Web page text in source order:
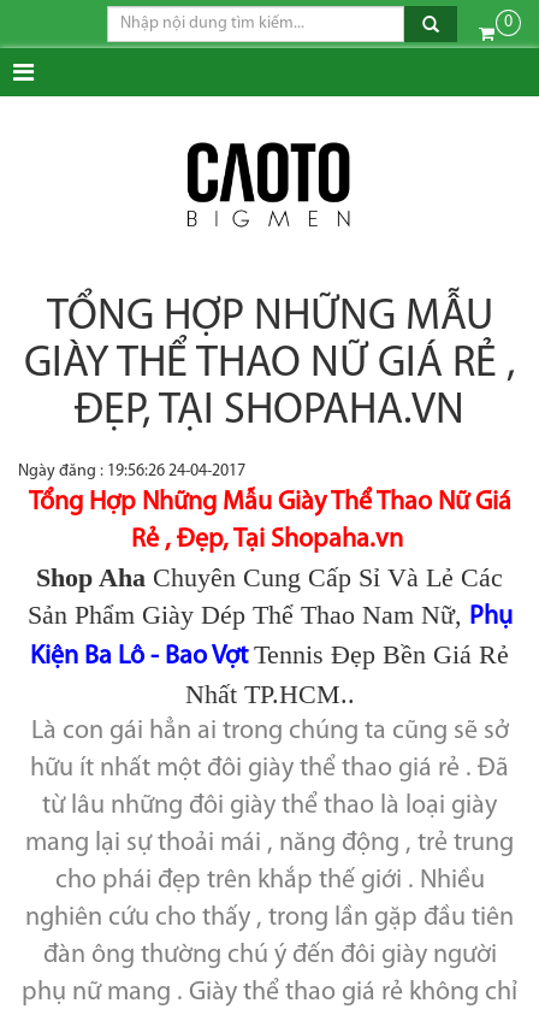
0
TỔNG HỢP NHỮNG MẪU
GIÀY THỂ THAO NỮ GIÁ RẺ ,
ĐẸP, TẠI SHOPAHA.VN
Ngày đăng : 19:56:26 24-04-2017
Tổng Hợp Những Mẫu Giày Thể Thao Nữ Giá
Rẻ , Đẹp, Tại Shopaha.vn
Shop Aha Chuyên Cung Cấp Sỉ Và Lẻ Các
Sản Phẩm Giày Dép Thể Thao Nam Nữ, Phụ
Kiện Ba Lô - Bao VợtTennis Đẹp Bền Giá Rẻ
Nhất TP.HCM..
Là con gái hẳn ai trong chúng ta cũng sẽ sở
hữu ít nhất một đôi giày thể thao giá rẻ . Đã
từ lâu những đôi giày thể thao là loại giày
mang lại sự thoải mái , năng động , trẻ trung
cho phái đẹp trên khắp thế giới . Nhiều
nghiên cứu cho thấy , trong lần gặp đầu tiên
đàn ông thường chú ý đến đôi giày người
phụ nữ mang . Giày thể thao giá rẻ không chỉ